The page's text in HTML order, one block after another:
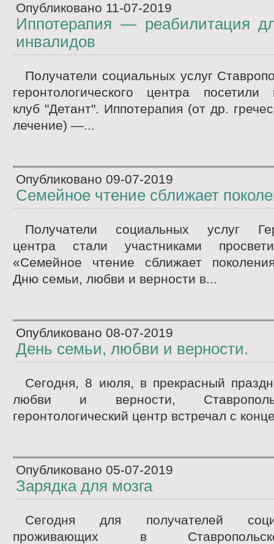
Опубликовано 11-07-2019
Иппотерапия — реабилитация
инвалидов
Получатели социальных услуг
геронтологического центра посетили
клуб "Детант". Иппотерапия (от др.
лечение) —...
Опубликовано 09-07-2019
Семейное чтение сближает
Получатели социальных услуг
центра стали участниками
«Семейное чтение сближает
Дню семьи, любви и верности в...
Опубликовано 08-07-2019
День семьи, любви и верности.
Сегодня, 8 июля, в прекрасный
любви и верности,
геронтологический центр встречал с
Опубликовано 05-07-2019
Зарядка для мозга
Сегодня для получателей
проживающих в